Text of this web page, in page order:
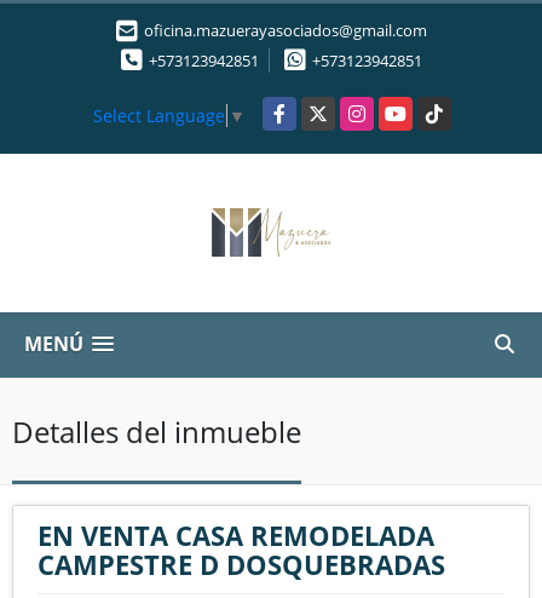
oficina.mazuerayasociados@gmail.com
+573123942851
+573123942851
Select Language ▼ Facebook
X InstagramYouTubeTikTok
MENÚ
Detalles del inmueble
EN VENTA CASA REMODELADA
CAMPESTRE D DOSQUEBRADAS